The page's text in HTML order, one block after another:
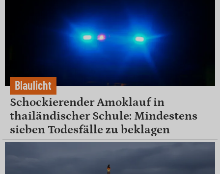
Blaulicht
Schockierender Amoklauf in
thailändischer Schule: Mindestens
sieben Todesfälle zu beklagen